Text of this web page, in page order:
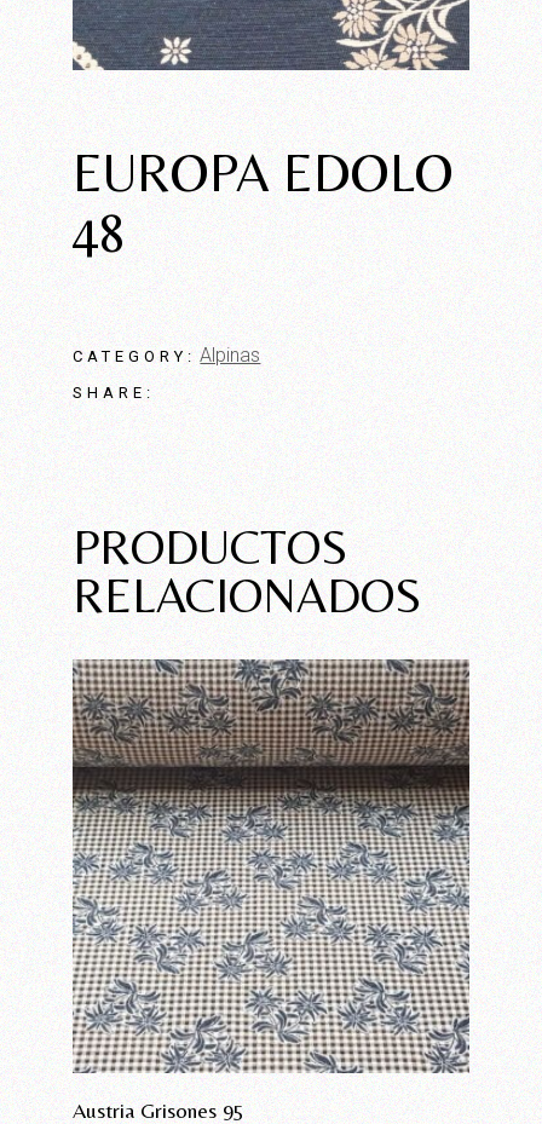
EUROPA EDOLO
48
CATEGORY: Alpinas
SHARE:
PRODUCTOS
RELACIONADOS
Austria Grisones 95